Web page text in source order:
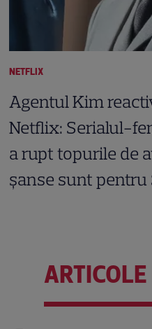
NETFLIX
Agentul Kim
Netflix: Serialul-
a rupt topurile de
șanse sunt pentru